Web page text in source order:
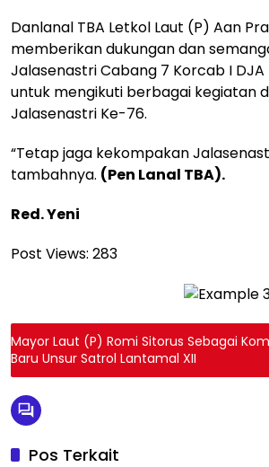
Danlanal TBA Letkol Laut (P) Aan
memberikan dukungan dan
Jalasenastri Cabang 7 Korcab I
untuk mengikuti berbagai kegiatan
Jalasenastri Ke-76.
“Tetap jaga kekompakan
tambahnya. (Pen Lanal TBA).
Red. Yeni
Post Views: 283
Mayor Laut (P) Romi Sitorus Sebagai
Baru Unsur Satrol Lantamal XII
Pos Terkait